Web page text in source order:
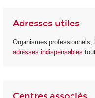
Adresses utiles
Organismes
adresses indispensables